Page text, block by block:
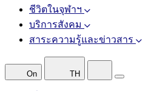
ชีวิตในจุฬาฯ
บริการสังคม
สาระความรู้และข่าวสาร
On TH